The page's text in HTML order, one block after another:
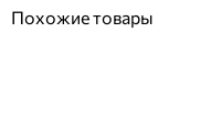
Похожие товары